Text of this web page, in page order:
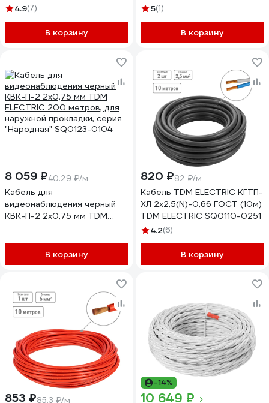
4.9(7)
В корзину
для наружной прокладки,
5(1)
В корзину
8 059 ₽40.29 ₽/м
Кабель для
видеонаблюдения черный
КВК-П-2 2х0,75 мм TDM
"Народная" SQ0123-0104
В корзину
820 ₽82 ₽/м
Кабель TDM ELECTRIC КГТП-
ХЛ 2x2,5(N)-0,66 ГОСТ (10м)
TDM ELECTRIC SQ0110-0251
4.2(6)
В корзину
853 ₽85.3 ₽/м
-14%
10 649 ₽